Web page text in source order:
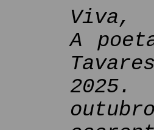
Viva,
A
2025.